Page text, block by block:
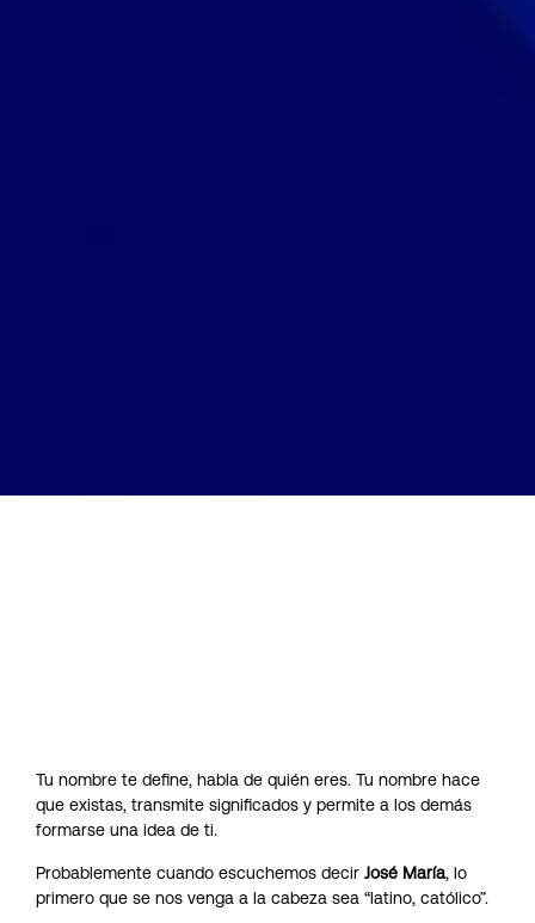
Tu nombre te define, habla de quién eres. Tu nombre hace
que existas, transmite significados y permite a los demás
formarse una idea de ti.
Probablemente cuando escuchemos decir José María, lo
primero que se nos venga a la cabeza sea “latino, católico”.